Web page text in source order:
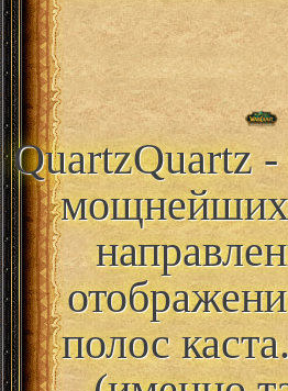
QuartzQuartz -
мощнейших
полос